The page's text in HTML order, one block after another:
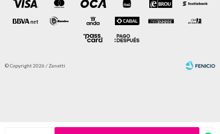
© Copyright 2026 / Zanetti